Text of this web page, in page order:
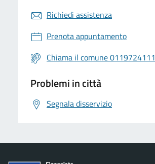
Richiedi assistenza
Prenota appuntamento
Chiama il comune 0119724111
Problemi in città
Segnala disservizio